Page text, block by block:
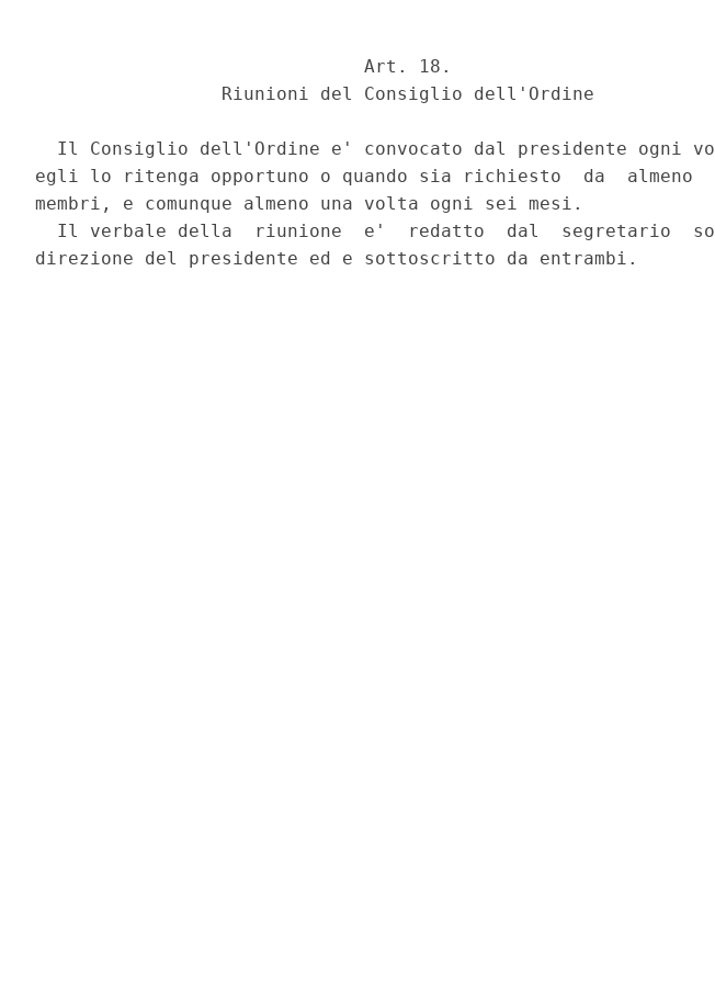
                              Art. 18.
                 Riunioni del Consiglio dell'Ordine
Il Consiglio dell'Ordine e' convocato dal presidente ogni
egli lo ritenga opportuno o quando sia richiesto  da  almeno
membri, e comunque almeno una volta ogni sei mesi.
Il verbale della  riunione  e'  redatto  dal  segretario